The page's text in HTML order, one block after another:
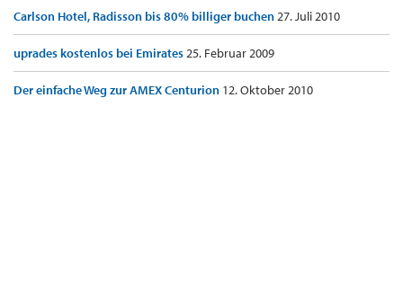
Carlson Hotel, Radisson bis 80% billiger buchen27. Juli 2010
uprades kostenlos bei Emirates25. Februar 2009
Der einfache Weg zur AMEX Centurion 12. Oktober 2010